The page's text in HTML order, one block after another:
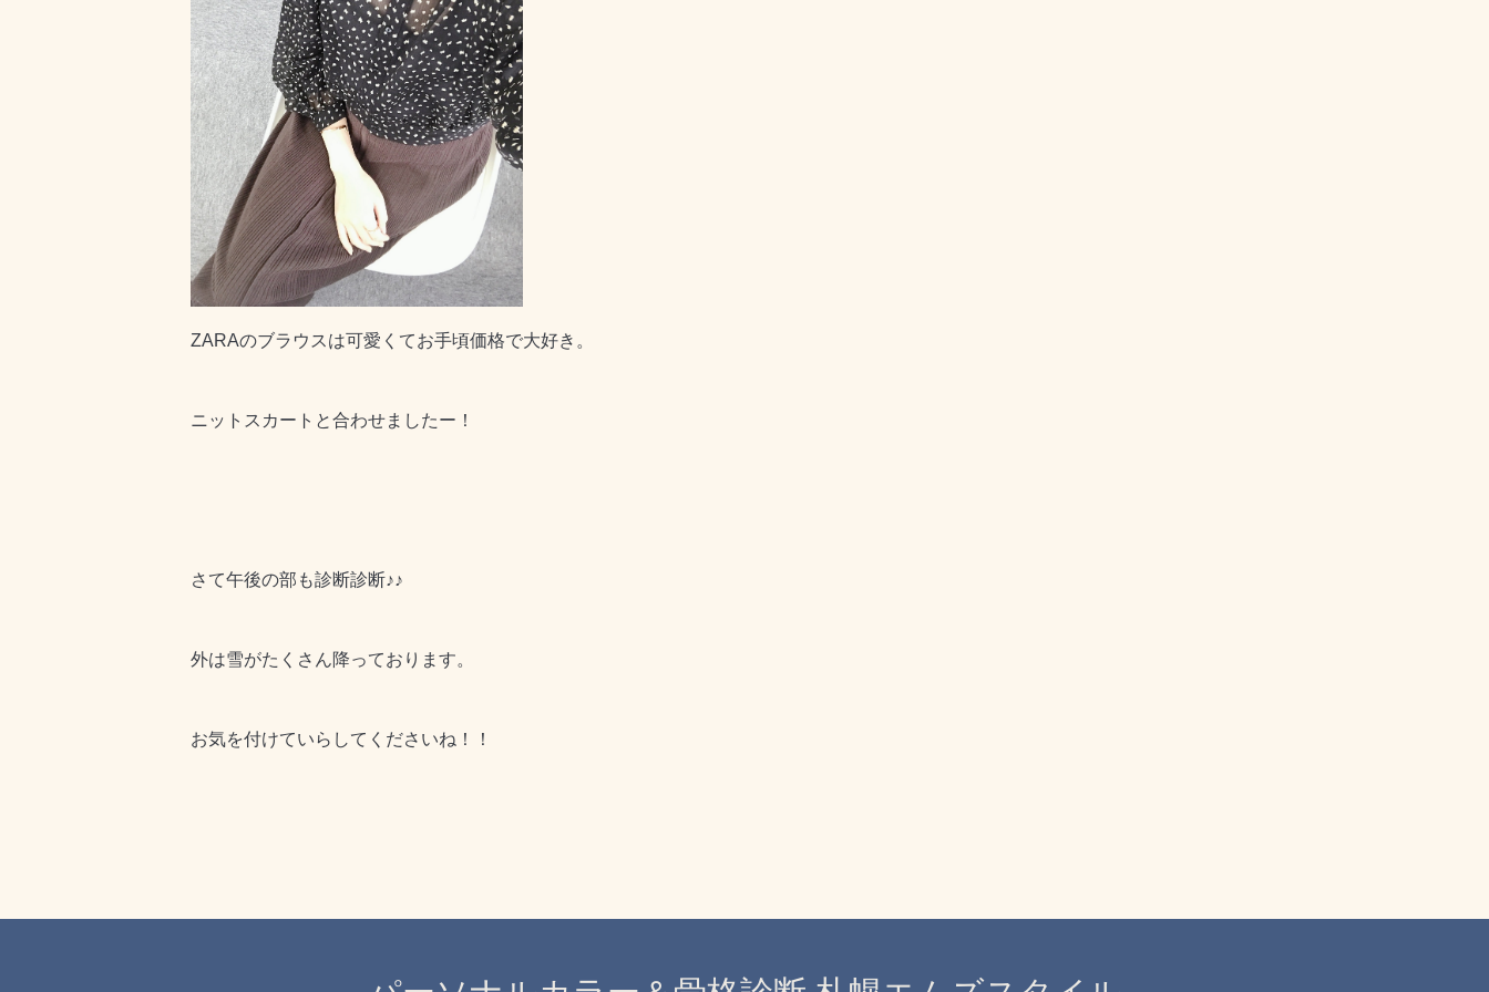
ZARAのブラウスは可愛くてお手頃価格で大好き。
ニットスカートと合わせましたー！
さて午後の部も診断診断♪♪
外は雪がたくさん降っております。
お気を付けていらしてくださいね！！